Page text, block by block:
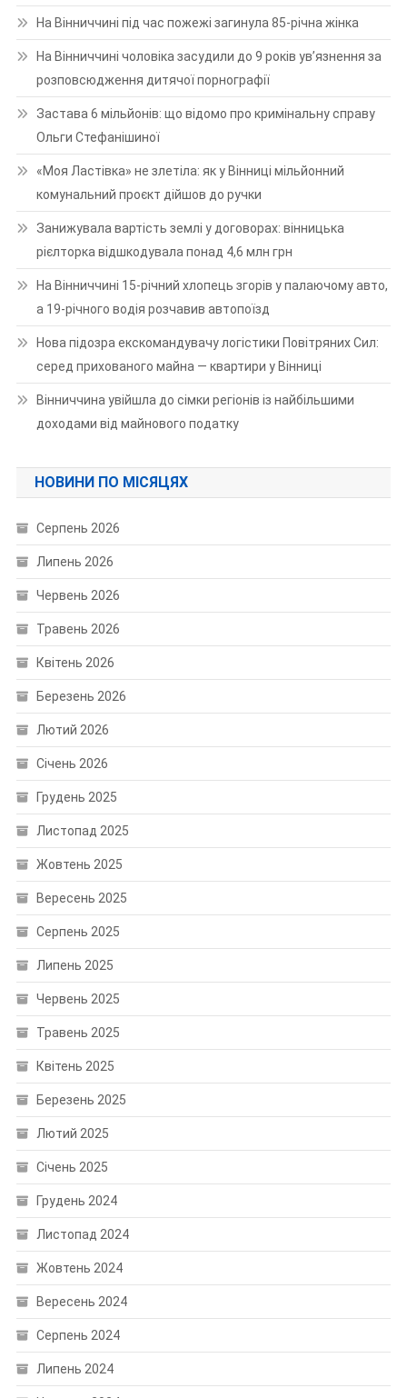
На Вінниччині під час пожежі загинула 85-річна жінка
На Вінниччині чоловіка засудили до 9 років ув’язнення за
розповсюдження дитячої порнографії
Застава 6 мільйонів: що відомо про кримінальну справу
Ольги Стефанішиної
«Моя Ластівка» не злетіла: як у Вінниці мільйонний
комунальний проєкт дійшов до ручки
Занижувала вартість землі у договорах: вінницька
рієлторка відшкодувала понад 4,6 млн грн
На Вінниччині 15-річний хлопець згорів у палаючому авто,
а 19-річного водія розчавив автопоїзд
Нова підозра екскомандувачу логістики Повітряних Сил:
серед прихованого майна — квартири у Вінниці
Вінниччина увійшла до сімки регіонів із найбільшими
доходами від майнового податку
НОВИНИ ПО МІСЯЦЯХ
Серпень 2026
Липень 2026
Червень 2026
Травень 2026
Квітень 2026
Березень 2026
Лютий 2026
Січень 2026
Грудень 2025
Листопад 2025
Жовтень 2025
Вересень 2025
Серпень 2025
Липень 2025
Червень 2025
Травень 2025
Квітень 2025
Березень 2025
Лютий 2025
Січень 2025
Грудень 2024
Листопад 2024
Жовтень 2024
Вересень 2024
Серпень 2024
Липень 2024